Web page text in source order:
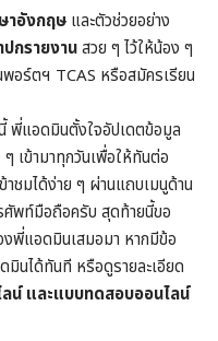
าอังกฤษ และตัวช่วยอย่าง
ปกรายงานสวย ๆ ไว้ให้น้อง ๆ
พอร์ตฯ TCAS หรือสมัครเรียน
พี่แอดมินตั้งใจอัปเดตข้อมูล
เข้ามาทุกวันเพื่อให้ทันต่อ
ชมได้ง่าย ๆ ผ่านแถบเมนูด้าน
ศัพท์มือถือครับ สุดท้ายนี้ขอ
พี่แอดมินเสมอมา หากมีข้อ
มินได้ทันที หรือดูรายละเอียด
น์ และแบบทดสอบออนไลน์